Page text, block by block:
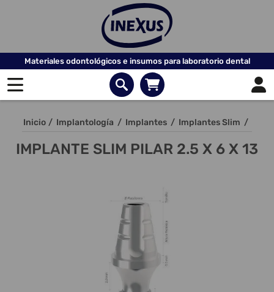
Materiales odontológicos e insumos para laboratorio dental
Inicio / Implantología / Implantes / Implantes Slim /
IMPLANTE SLIM PILAR 2.5 X 6 X 13